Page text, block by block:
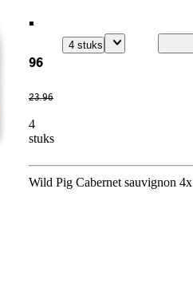
.
96
23.96
4
stuks
4 stuks
Wild Pig Cabernet sauvignon 4x